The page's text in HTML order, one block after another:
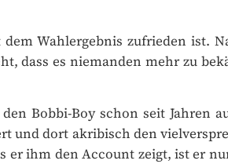
Wahlergebnis zufrieden ist.
es niemanden mehr zu
Bobbi-Boy schon seit Jahren
dort akribisch den
ihm den Account zeigt, ist er